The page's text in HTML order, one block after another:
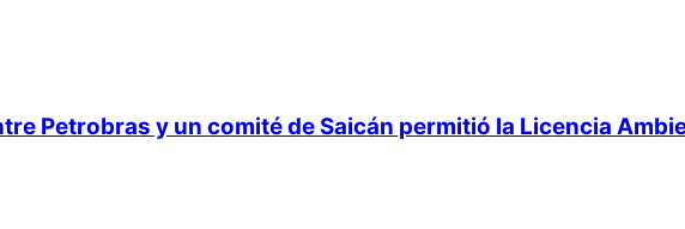
Petrobras y un comité de Saicán permitió la Licencia